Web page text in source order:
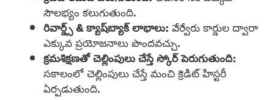
సౌలభ్యం కలుగుతుంది.
రివార్డ్స్ & క్యాష్‌బ్యాక్ లాభాలు:వేర్వేరు కార్డుల ద్వారా
ఎక్కువ ప్రయోజనాలు పొందవచ్చు.
క్రమశిక్షణతో చెల్లింపులు చేస్తే స్కోర్ పెరుగుతుంది:
సకాలంలో చెల్లింపులు చేస్తే మంచి క్రెడిట్ హిస్టరీ
ఏర్పడుతుంది.